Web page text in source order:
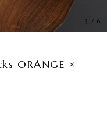
3 /6
ORANGE ×